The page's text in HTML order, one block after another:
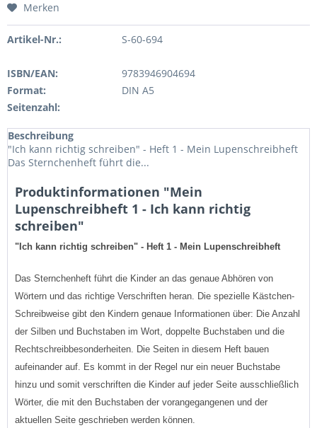
Merken
Artikel-Nr.: S-60-694
ISBN/EAN:
9783946904694
Format:
DIN A5
Seitenzahl:
Beschreibung
"Ich kann richtig schreiben" - Heft 1 - Mein Lupenschreibheft
Das Sternchenheft führt die...
Produktinformationen "Mein
Lupenschreibheft 1 - Ich kann richtig
schreiben"
"Ich kann richtig schreiben" - Heft 1 - Mein Lupenschreibheft
Das Sternchenheft führt die Kinder an das genaue Abhören von
Wörtern und das richtige Verschriften heran. Die spezielle Kästchen-
Schreibweise gibt den Kindern genaue Informationen über: Die Anzahl
der Silben und Buchstaben im Wort, doppelte Buchstaben und die
Rechtschreibbesonderheiten. Die Seiten in diesem Heft bauen
aufeinander auf. Es kommt in der Regel nur ein neuer Buchstabe
hinzu und somit verschriften die Kinder auf jeder Seite ausschließlich
Wörter, die mit den Buchstaben der vorangegangenen und der
aktuellen Seite geschrieben werden können.